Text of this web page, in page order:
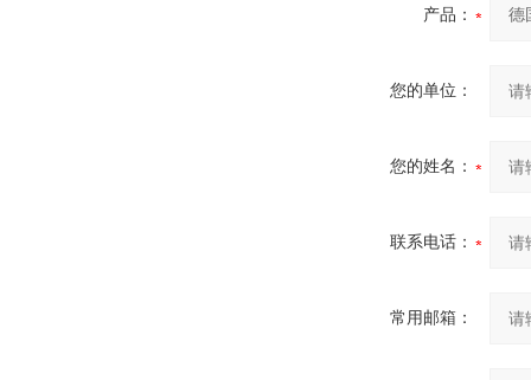
产品：
您的单位：
您的姓名：
联系电话：
常用邮箱：